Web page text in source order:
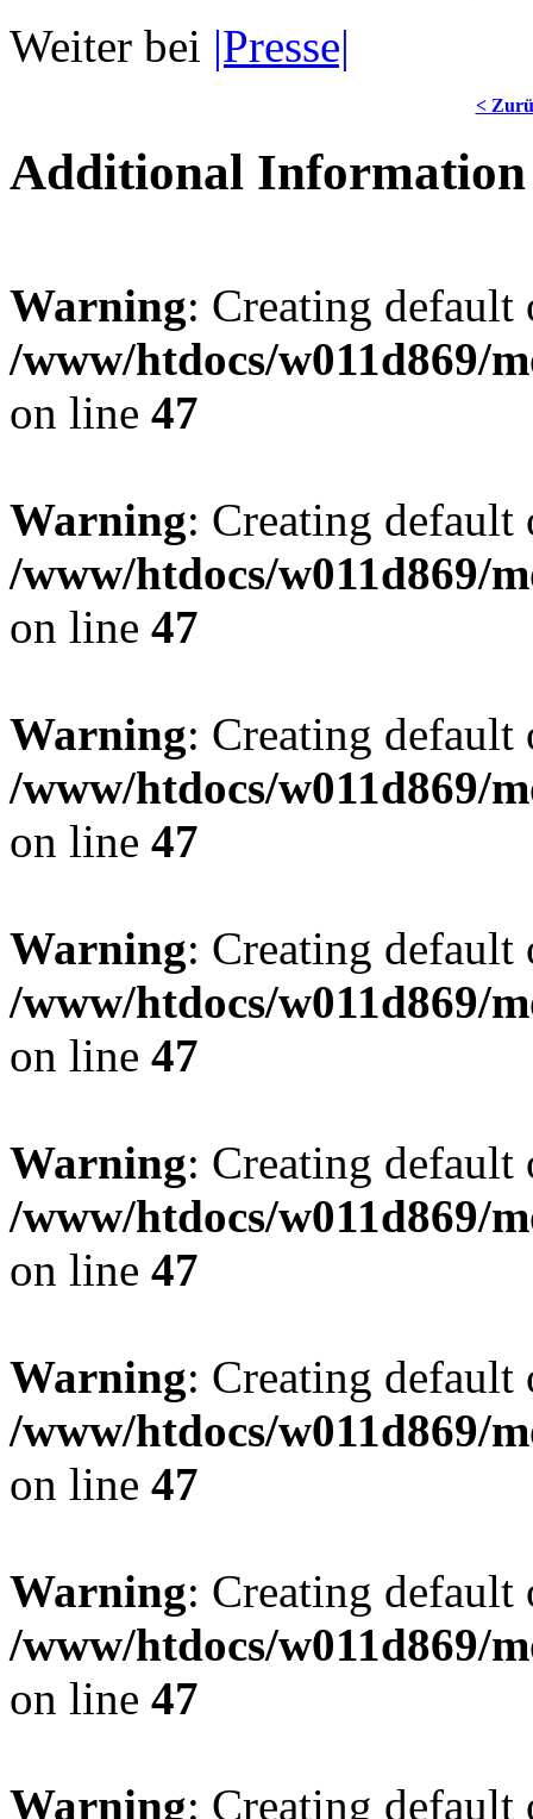
Weiter bei |Presse|
<
Additional Information
Warning: Creating
/www/htdocs/w011d869/
on line 47
Warning: Creating
/www/htdocs/w011d869/
on line 47
Warning: Creating
/www/htdocs/w011d869/
on line 47
Warning: Creating
/www/htdocs/w011d869/
on line 47
Warning: Creating
/www/htdocs/w011d869/
on line 47
Warning: Creating
/www/htdocs/w011d869/
on line 47
Warning: Creating
/www/htdocs/w011d869/
on line 47
Warning: Creating